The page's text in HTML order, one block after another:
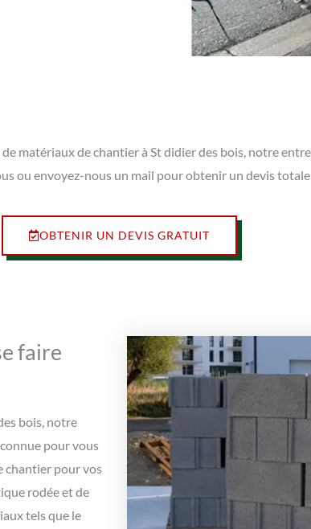
matériaux de chantier à St didier des bois, notre
ou envoyez-nous un mail pour obtenir un devis
OBTENIR UN DEVIS GRATUIT
faire
bois, notre
pour vous
chantier pour vos
rodée et de
tels que le